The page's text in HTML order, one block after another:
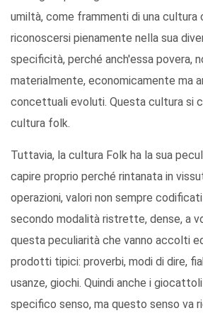
umiltà, come frammenti di una cultura
riconoscersi pienamente nella sua
specificità, perché anch'essa povera,
materialmente, economicamente ma
concettuali evoluti. Questa cultura si
cultura folk.
Tuttavia, la cultura Folk ha la sua
capire proprio perché rintanata in
operazioni, valori non sempre
secondo modalità ristrette, dense, a
questa peculiarità che vanno accolti
prodotti tipici: proverbi, modi di dire,
usanze, giochi. Quindi anche i
specifico senso, ma questo senso va